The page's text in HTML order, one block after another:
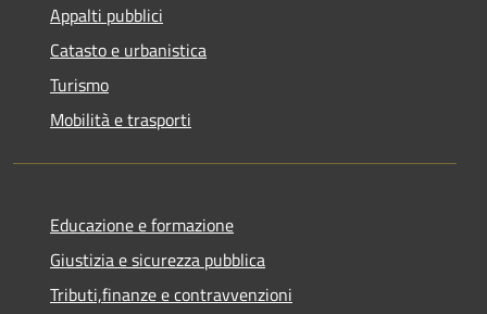
Appalti pubblici
Catasto e urbanistica
Turismo
Mobilità e trasporti
Educazione e formazione
Giustizia e sicurezza pubblica
Tributi,finanze e contravvenzioni